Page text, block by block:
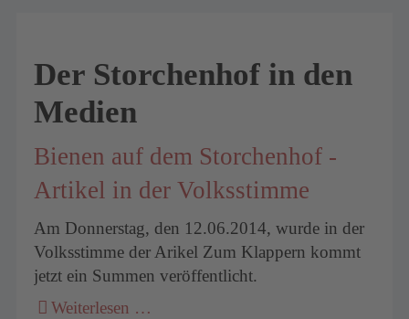
Der Storchenhof in den
Medien
Bienen auf dem Storchenhof -
Artikel in der Volksstimme
Am Donnerstag, den 12.06.2014, wurde in der
Volksstimme der Arikel Zum Klappern kommt
jetzt ein Summen veröffentlicht.
Weiterlesen …